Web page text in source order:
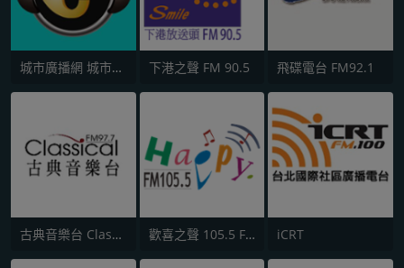
城市廣播網 城市廣播 98.3 FM 下港之聲 FM 90.5 飛碟電台 FM92.1
古典音樂台 Classical FM 97.7 歡喜之聲 105.5 FM iCRT